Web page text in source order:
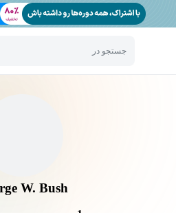
جستجو در
W. Bush